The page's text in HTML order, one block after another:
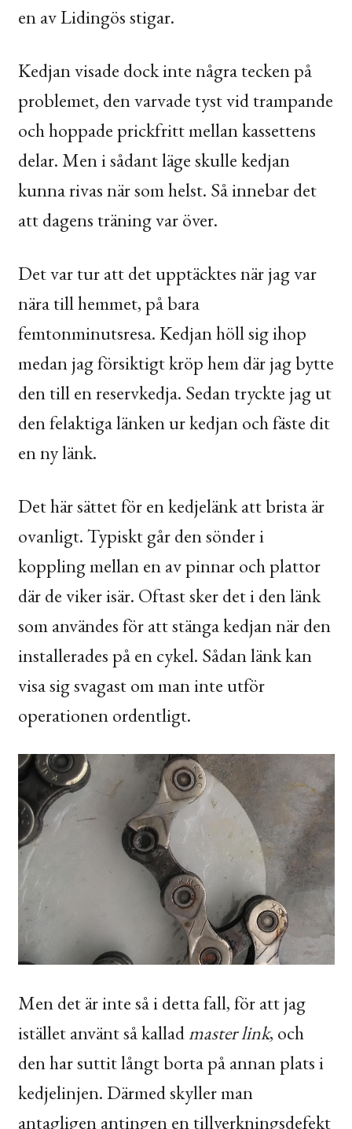
en av Lidingös stigar.
Kedjan visade dock inte några tecken på
problemet, den varvade tyst vid trampande
och hoppade prickfritt mellan kassettens
delar. Men i sådant läge skulle kedjan
kunna rivas när som helst. Så innebar det
att dagens träning var över.
Det var tur att det upptäcktes när jag var
nära till hemmet, på bara
femtonminutsresa. Kedjan höll sig ihop
medan jag försiktigt kröp hem där jag bytte
den till en reservkedja. Sedan tryckte jag ut
den felaktiga länken ur kedjan och fäste dit
en ny länk.
Det här sättet för en kedjelänk att brista är
ovanligt. Typiskt går den sönder i
koppling mellan en av pinnar och plattor
där de viker isär. Oftast sker det i den länk
som användes för att stänga kedjan när den
installerades på en cykel. Sådan länk kan
visa sig svagast om man inte utför
operationen ordentligt.
Men det är inte så i detta fall, för att jag
istället använt så kalladmaster link, och
den har suttit långt borta på annan plats i
kedjelinjen. Därmed skyller man
antagligen antingen en tillverkningsdefekt